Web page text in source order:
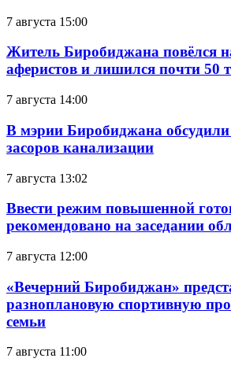
7 августа 15:00
Житель Биробиджана повёлся
аферистов и лишился почти 50
7 августа 14:00
В мэрии Биробиджана
засоров канализации
7 августа 13:02
Ввести режим повышенной
рекомендовано на заседании
7 августа 12:00
«Вечерний Биробиджан»
разноплановую спортивную
семьи
7 августа 11:00